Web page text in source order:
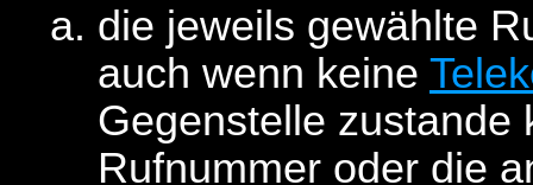
die jeweils gewählte
auch wenn keine
Gegenstelle zustande
Rufnummer oder die